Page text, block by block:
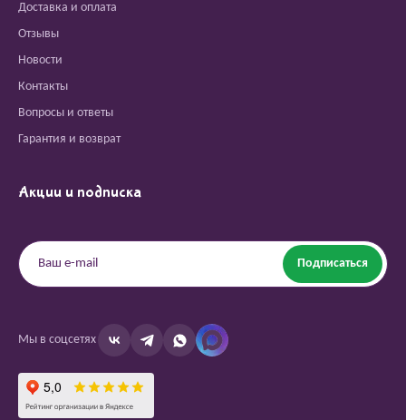
Доставка и оплата
Отзывы
Новости
Контакты
Вопросы и ответы
Гарантия и возврат
Акции и подписка
Подписаться
Мы в соцсетях